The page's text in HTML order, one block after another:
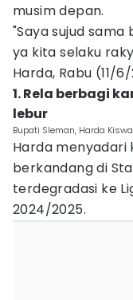
musim depan.
"Saya sujud sama
ya kita selaku
Harda, Rabu (11/
1. Rela berbagi
lebur
Bupati Sleman, Harda
Harda menyadari
berkandang di
terdegradasi ke
2024/2025.